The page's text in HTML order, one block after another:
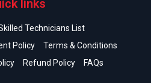
links
Technicians List
Policy
Terms & Conditions
Refund Policy FAQs